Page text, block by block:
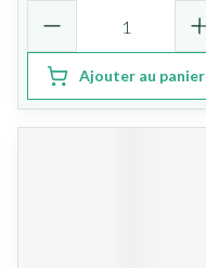
Ajouter au panier